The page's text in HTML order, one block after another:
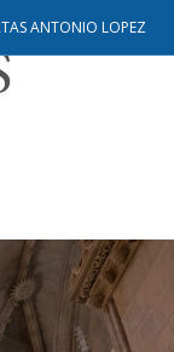
ANTONIO LOPEZ